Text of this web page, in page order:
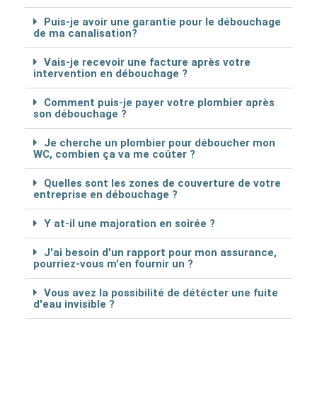
Puis-je avoir une garantie pour le débouchage
de ma canalisation?
Vais-je recevoir une facture après votre
intervention en débouchage ?
Comment puis-je payer votre plombier après
son débouchage ?
Je cherche un plombier pour déboucher mon
WC, combien ça va me coûter ?
Quelles sont les zones de couverture de votre
entreprise en débouchage ?
Y at-il une majoration en soirée ?
J'ai besoin d'un rapport pour mon assurance,
pourriez-vous m'en fournir un ?
Vous avez la possibilité de détécter une fuite
d'eau invisible ?